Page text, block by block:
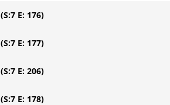
(S:7 E: 176)
(S:7 E: 177)
(S:7 E: 206)
(S:7 E: 178)